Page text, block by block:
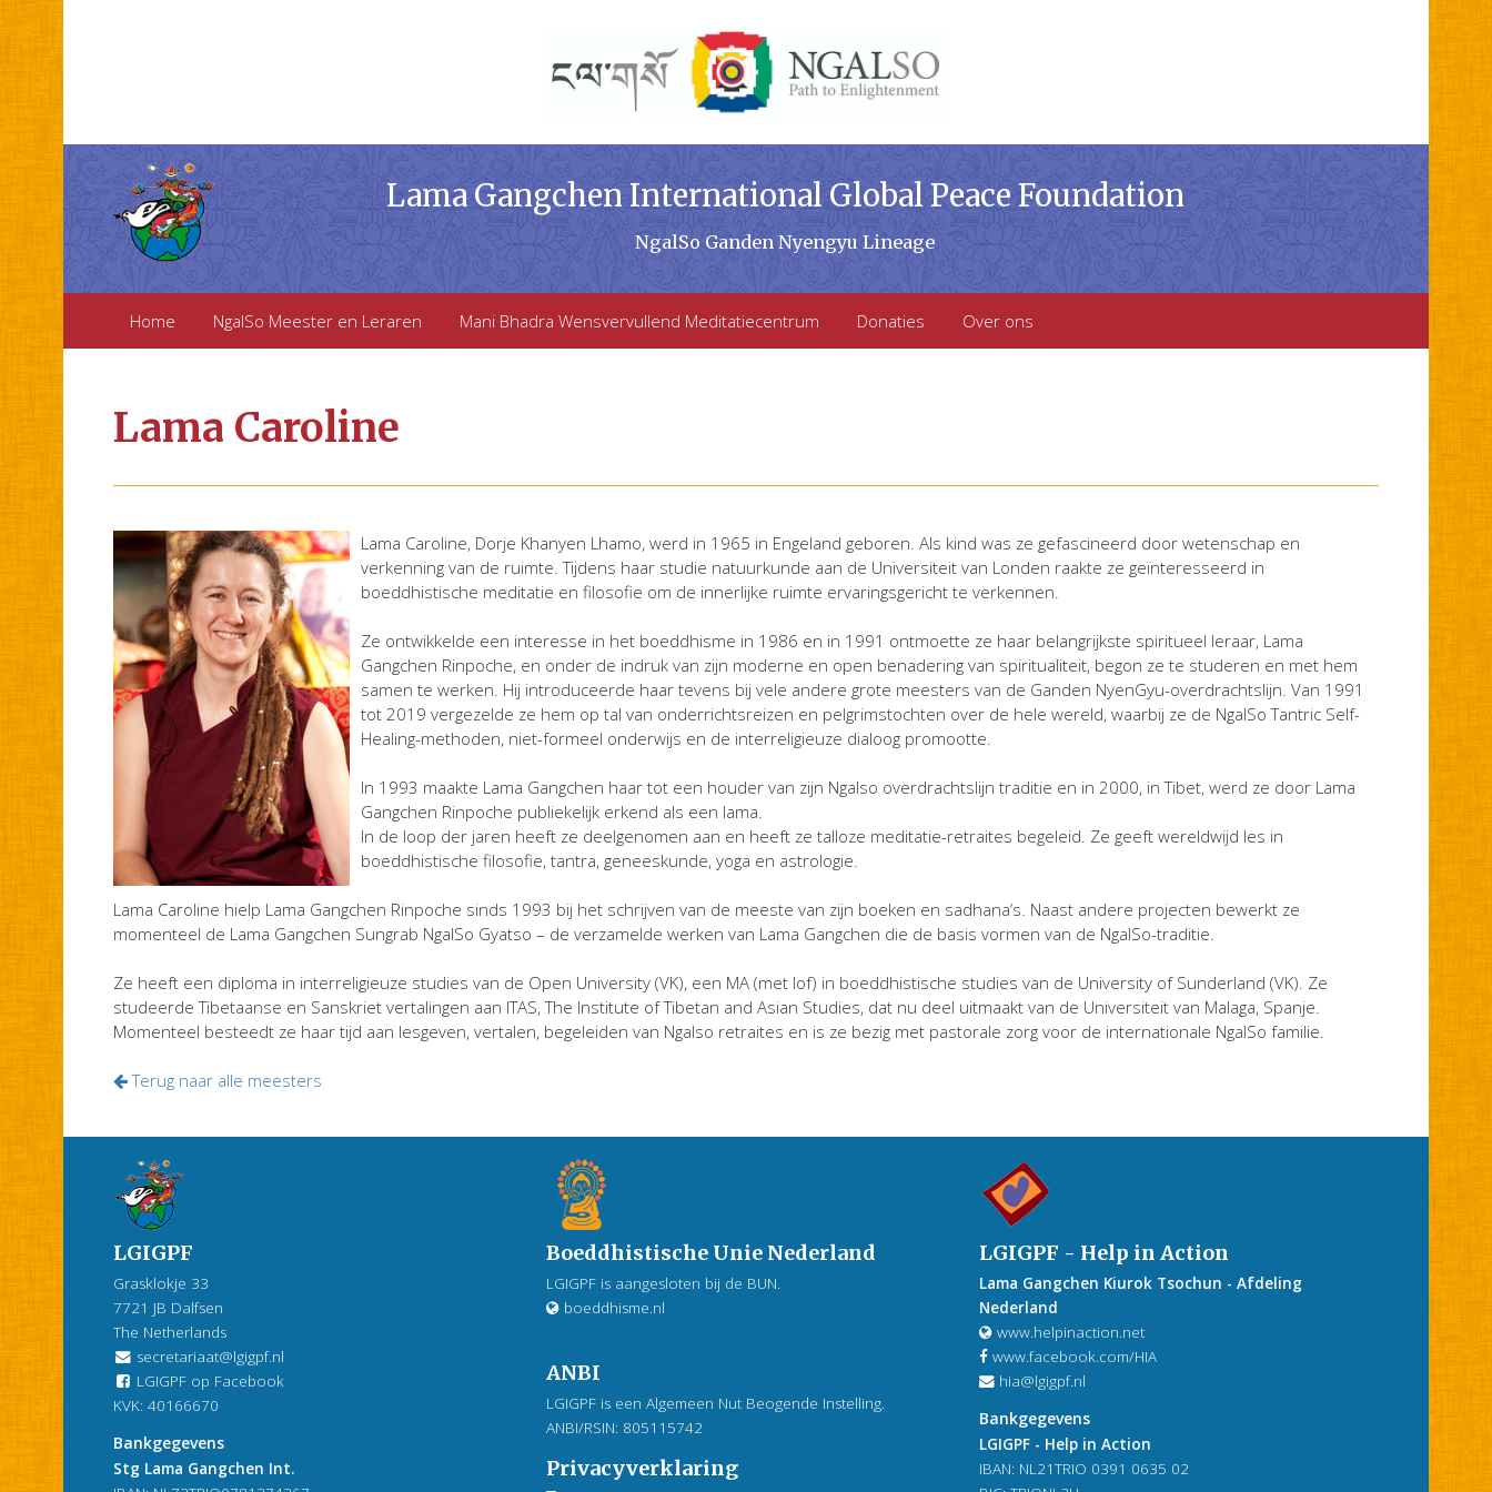
Lama Gangchen International Global Peace Foundation
NgalSo Ganden Nyengyu Lineage
Home NgalSo Meester en Leraren Mani Bhadra Wensvervullend Meditatiecentrum Donaties Over ons
Lama Caroline
Lama Caroline, Dorje Khanyen Lhamo, werd in 1965 in Engeland geboren. Als kind was ze gefascineerd door wetenschap en
verkenning van de ruimte. Tijdens haar studie natuurkunde aan de Universiteit van Londen raakte ze geïnteresseerd in
boeddhistische meditatie en filosofie om de innerlijke ruimte ervaringsgericht te verkennen.
Ze ontwikkelde een interesse in het boeddhisme in 1986 en in 1991 ontmoette ze haar belangrijkste spiritueel leraar, Lama
Gangchen Rinpoche, en onder de indruk van zijn moderne en open benadering van spiritualiteit, begon ze te studeren en met hem
samen te werken. Hij introduceerde haar tevens bij vele andere grote meesters van de Ganden NyenGyu-overdrachtslijn. Van 1991
tot 2019 vergezelde ze hem op tal van onderrichtsreizen en pelgrimstochten over de hele wereld, waarbij ze de NgalSo Tantric Self-
Healing-methoden, niet-formeel onderwijs en de interreligieuze dialoog promootte.
In 1993 maakte Lama Gangchen haar tot een houder van zijn Ngalso overdrachtslijn traditie en in 2000, in Tibet, werd ze door Lama
Gangchen Rinpoche publiekelijk erkend als een lama.
In de loop der jaren heeft ze deelgenomen aan en heeft ze talloze meditatie-retraites begeleid. Ze geeft wereldwijd les in
boeddhistische filosofie, tantra, geneeskunde, yoga en astrologie.
Lama Caroline hielp Lama Gangchen Rinpoche sinds 1993 bij het schrijven van de meeste van zijn boeken en sadhana’s. Naast andere projecten bewerkt ze
momenteel de Lama Gangchen Sungrab NgalSo Gyatso – de verzamelde werken van Lama Gangchen die de basis vormen van de NgalSo-traditie.
Ze heeft een diploma in interreligieuze studies van de Open University (VK), een MA (met lof) in boeddhistische studies van de University of Sunderland (VK). Ze
studeerde Tibetaanse en Sanskriet vertalingen aan ITAS, The Institute of Tibetan and Asian Studies, dat nu deel uitmaakt van de Universiteit van Malaga, Spanje.
Momenteel besteedt ze haar tijd aan lesgeven, vertalen, begeleiden van Ngalso retraites en is ze bezig met pastorale zorg voor de internationale NgalSo familie.
Terug naar alle meesters
LGIGPF
Grasklokje 33
7721 JB Dalfsen
The Netherlands
secretariaat@lgigpf.nl
LGIGPF op Facebook
KVK: 40166670
Bankgegevens
Stg Lama Gangchen Int.
Boeddhistische Unie Nederland
LGIGPF is aangesloten bij de BUN.
boeddhisme.nl
ANBI
LGIGPF is een Algemeen Nut Beogende Instelling.
ANBI/RSIN: 805115742
Privacyverklaring
LGIGPF - Help in Action
Lama Gangchen Kiurok Tsochun - Afdeling
Nederland
www.helpinaction.net
www.facebook.com/HIA
hia@lgigpf.nl
Bankgegevens
LGIGPF - Help in Action
IBAN: NL21TRIO 0391 0635 02